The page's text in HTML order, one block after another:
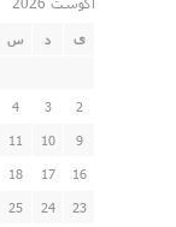
ی د س
2
3
4
9
10
11
16
17
18
23
24
25